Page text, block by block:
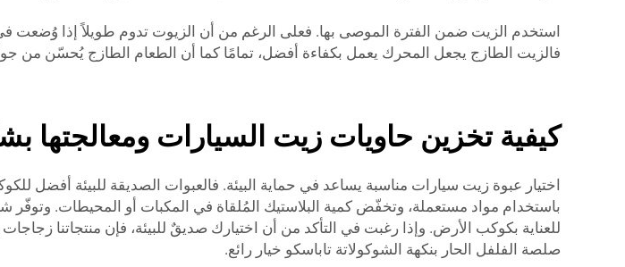
استخدم الزيت ضمن الفترة الموصى بها. فعلى الرغم من أن الزيوت تدوم طويلاً إذا وُضعت
فالزيت الطازج يجعل المحرك يعمل بكفاءة أفضل، تمامًا كما أن الطعام الطازج يُحسّن من
كيفية تخزين حاويات زيت السيارات
اختيار عبوة زيت سيارات مناسبة يساعد في حماية البيئة. فالعبوات الصديقة للبيئة أفضل
للعناية بكوكب الأرض. وإذا رغبت في التأكد من أن اختيارك صديقٌ للبيئة، فإن منتجاتنا
صلصة الفلفل الحار بنكهة الشوكولاتة تاباسكو خيار رائع.